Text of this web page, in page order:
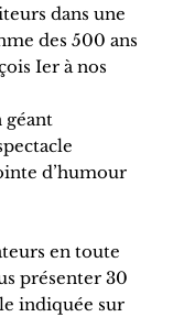
dans une
des 500 ans
Ier à nos
géant
d’humour
en toute
présenter 30
indiquée sur